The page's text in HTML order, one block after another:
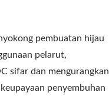
pembuatan hijau
pelarut,
sifar dan mengurangkan
penyembuhan